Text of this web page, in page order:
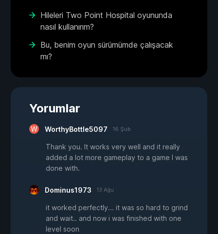
Hileleri Two Point Hospital oyununda
nasıl kullanırım?
Bu, benim oyun sürümümde çalışacak
mı?
Yorumlar
WorthyBottle5097 16 Şub
Thank you. It works very well and it really
added a lot more gameplay to a game I was
done with.
Dominus1973 13 Ağu
it worked perfectly... it was so hard to grind
and wait.. and now i was finished with one
level soon